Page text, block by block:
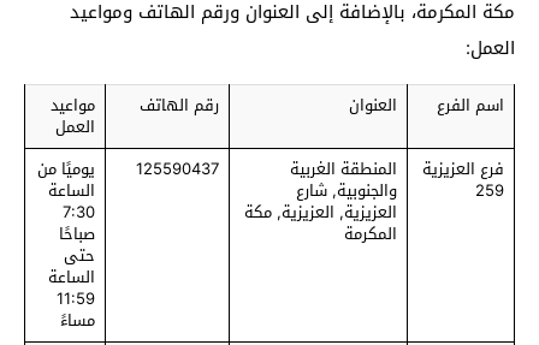
مكة المكرمة، بالإضافة إلى العنوان ورقم الهاتف ومواعيد
العمل:
اسم الفرع العنوان رقم الهاتف مواعيد
العمل
فرع العزيزية
259
المنطقة الغربية
والجنوبية, شارع
العزيزية, العزيزية, مكة
المكرمة
125590437 يوميًا من
الساعة
7:30
صباحًا
حتى
الساعة
11:59
مساءً